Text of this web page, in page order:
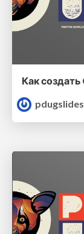
Как
pdugslides